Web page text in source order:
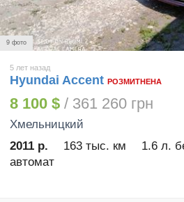
9 фото
5 лет назад
Hyundai Accent РОЗМИТНЕНА
8 100 $ / 361 260 грн
Хмельницкий
2011 р.
163 тыс. км
1.6 л.
автомат